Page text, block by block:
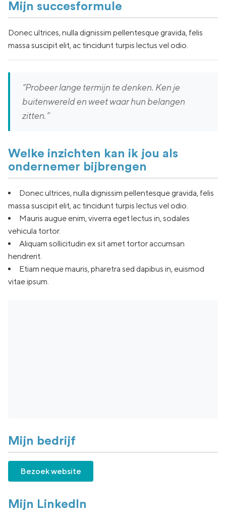
Mijn succesformule
Donec ultrices, nulla dignissim pellentesque gravida, felis
massa suscipit elit, ac tincidunt turpis lectus vel odio.
“Probeer lange termijn te denken. Ken je
buitenwereld en weet waar hun belangen
zitten.”
Welke inzichten kan ik jou als
ondernemer bijbrengen
Donec ultrices, nulla dignissim pellentesque gravida, felis
massa suscipit elit, ac tincidunt turpis lectus vel odio.
Mauris augue enim, viverra eget lectus in, sodales
vehicula tortor.
Aliquam sollicitudin ex sit amet tortor accumsan
hendrerit.
Etiam neque mauris, pharetra sed dapibus in, euismod
vitae ipsum.
Mijn bedrijf
Bezoek website
Mijn LinkedIn